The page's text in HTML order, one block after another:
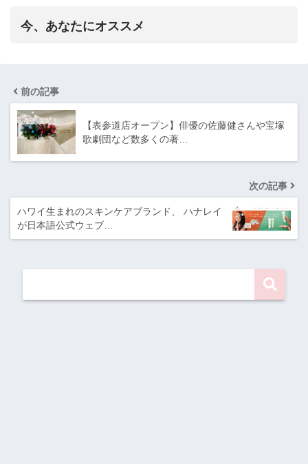
今、あなたにオススメ
前の記事
【表参道店オープン】俳優の佐藤健さんや宝塚
歌劇団など数多くの著…
次の記事
ハワイ生まれのスキンケアブランド、 ハナレイ
が日本語公式ウェブ…